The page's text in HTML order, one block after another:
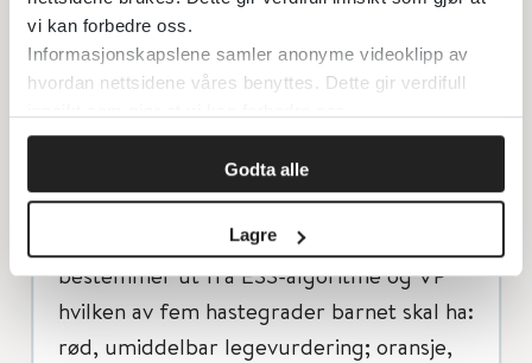
vi kan forbedre oss.
Informasjonskapslene samler anonyme videoklipp av
hvordan nettsidene våres benyttes. Dette gir verdifull
Godta alle
Lagre
temperatur. ESS består av algoritmer for
40 vanlige akutte tilstander hos barn. ESS
spenner fra ”bekymrede foreldre” til
”respirasjonsstans”. VP og ESS brukes
sammen for å bestemme hastegrad for
medisinsk tilsyn, men VP vektes relativt
sett høyere enn ESS. Mottakssykepleier
bestemmer ut fra ESS-algoritme og VP
hvilken av fem hastegrader barnet skal ha:
rød, umiddelbar legevurdering; oransje,